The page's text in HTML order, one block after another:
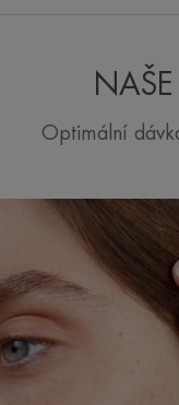
Optimální